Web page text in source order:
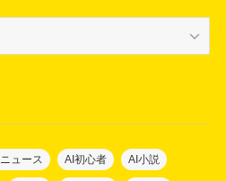
ュース AI初心者 AI小説